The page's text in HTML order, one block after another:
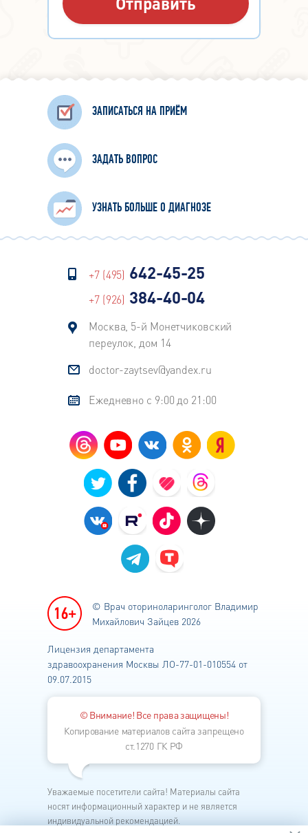
ЗАПИСАТЬСЯ НА ПРИЁМ
ЗАДАТЬ ВОПРОС
УЗНАТЬ БОЛЬШЕ О ДИАГНОЗЕ
+7 (495) 642-45-25
+7 (926) 384-40-04
Москва, 5-й Монетчиковский
переулок, дом 14
doctor-zaytsev@yandex.ru
Ежедневно с 9:00 до 21:00
© Врач оториноларинголог Владимир
Михайлович Зайцев 2026
Лицензия департамента
здравоохранения Москвы ЛО-77-01-010554 от
09.07.2015
© Внимание! Все права защищены!
Копирование материалов сайта запрещено
ст.1270 ГК РФ
Уважаемые посетители сайта! Материалы сайта
носят информационный характер и не является
индивидуальной рекомендацией.